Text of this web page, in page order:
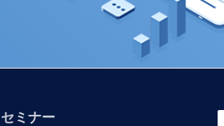
セミナー